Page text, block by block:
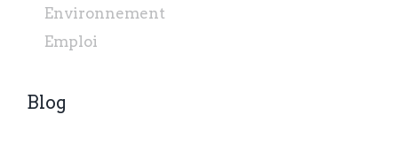
Environnement
Emploi
Blog